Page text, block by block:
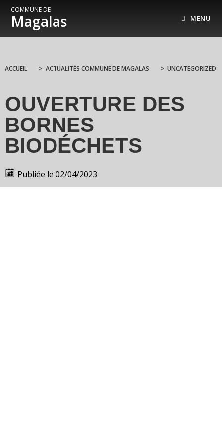
COMMUNE DE
Magalas MENU
ACCUEIL > ACTUALITÉS COMMUNE DE MAGALAS > UNCATEGORIZED
OUVERTURE DES
BORNES
BIODÉCHETS
Publiée le 02/04/2023